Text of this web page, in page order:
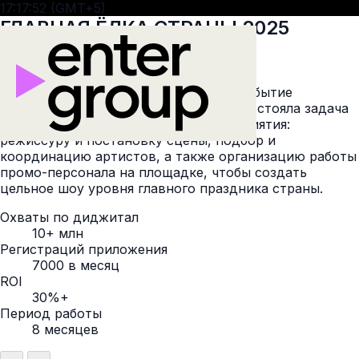
17:17:53 (GMT+5)
ГЛАВНАЯ ЁЛКА СТРАНЫ 2025
Описание
Главная ёлка страны — новогоднее событие
национального масштаба. Перед нами стояла задача
обеспечить полный продакшн мероприятия:
режиссуру и постановку сцены, подбор и
координацию артистов, а также организацию работы
промо-персонала на площадке, чтобы создать
цельное шоу уровня главного праздника страны.
Охваты по диджитал
10+ млн
Регистраций приложения
7000 в месяц
ROI
30%+
Период работы
8 месяцев